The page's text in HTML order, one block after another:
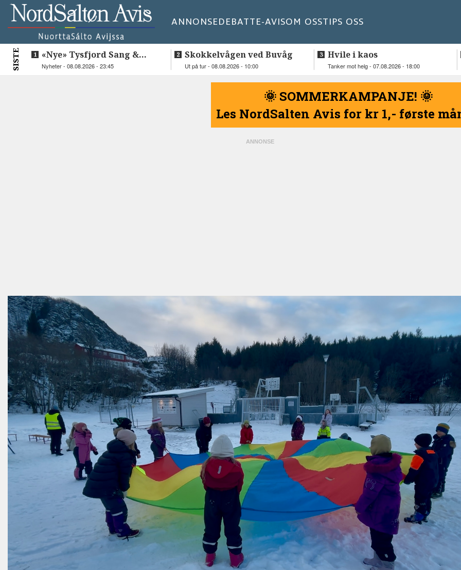
ANNONSEDEBATTE-AVISOM OSSTIPS OSS
SISTE
«Nye» Tysfjord Sang &
Sement hyllet sin avdøde
Nyheter - 08.08.2026 - 23:45
Skokkelvågen ved Buvåg
Ut på tur - 08.08.2026 - 10:00
Hvile i kaos
Tanker mot helg - 07.08.2026 - 18:00
🌞 SOMMERKAMPANJE! 🌞
Les NordSalten Avis for kr 1,- første